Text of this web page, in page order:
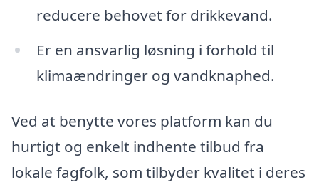
reducere behovet for drikkevand.
Er en ansvarlig løsning i forhold til
klimaændringer og vandknaphed.
Ved at benytte vores platform kan du
hurtigt og enkelt indhente tilbud fra
lokale fagfolk, som tilbyder kvalitet i deres